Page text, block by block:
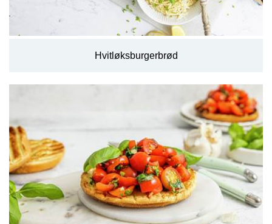
Hvitløksburgerbrød